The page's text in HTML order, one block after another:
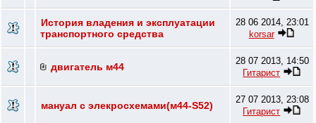
История владения и эксплуатации
транспортного средства
28 06 2014, 23:01
korsar
двигатель м44
28 07 2013, 14:50
Гитарист
мануал с элекросхемами(м44-S52)
27 07 2013, 23:08
Гитарист